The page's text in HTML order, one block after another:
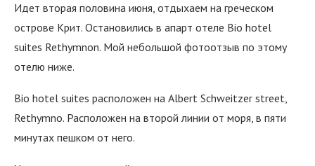
Идет вторая половина июня, отдыхаем на греческом
острове Крит. Остановились в апарт отеле Bio hotel
suites Rethymnon. Мой небольшой фотоотзыв по этому
отелю ниже.
Bio hotel suites расположен на Albert Schweitzer street,
Rethymno. Расположен на второй линии от моря, в пяти
минутах пешком от него.